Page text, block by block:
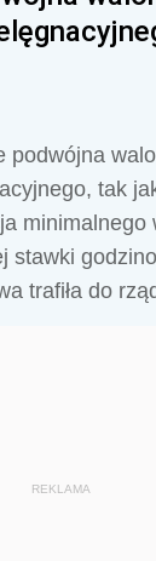
podwójna
tak
minimalnego
stawki
trafiła do
REKLAMA